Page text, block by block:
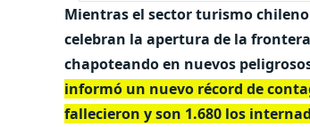
Mientras el sector turismo
celebran la apertura de la
chapoteando en nuevos
informó un nuevo récord de
fallecieron y son 1.680 los